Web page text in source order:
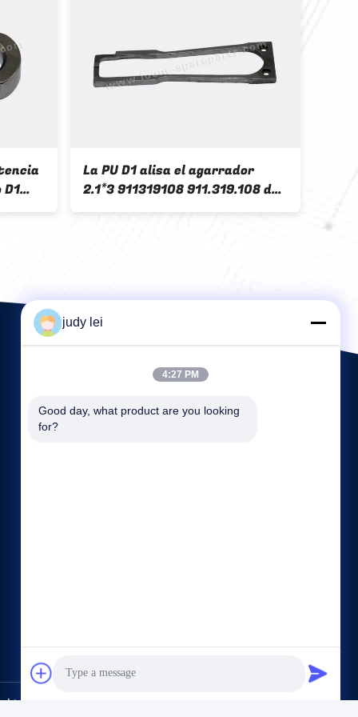
del
La PU D1 alisa el agarrador
2.1*3 911319108 911.319.108 del
alimentador del proyectil de los
All Rights Reserved.
judy lei
4:27 PM
Good day, what product are you looking
for?